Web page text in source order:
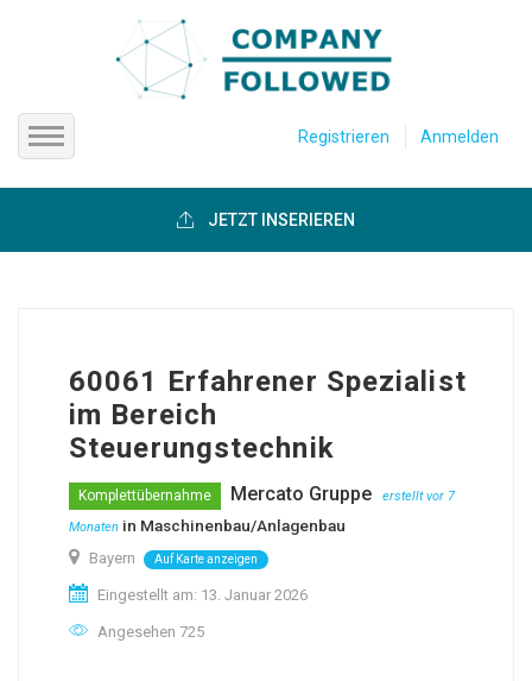
Firmen anzeigen
Registrieren Anmelden
JETZT INSERIEREN
60061 Erfahrener Spezialist
im Bereich
Steuerungstechnik
Komplettübernahme Mercato Gruppe
erstellt vor 7
Monaten in Maschinenbau/Anlagenbau
Bayern Auf Karte anzeigen
Eingestellt am: 13. Januar 2026
Angesehen 725